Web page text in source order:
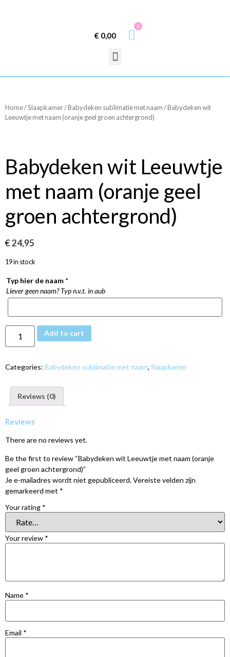
€ 0,00
0
Home/Slaapkamer/Babydeken sublimatie met naam/ Babydeken wit
Leeuwtje met naam (oranje geel groen achtergrond)
Babydeken wit Leeuwtje
met naam (oranje geel
groen achtergrond)
€24,95
19 in stock
Typ hier de naam *
Liever geen naam? Typ n.v.t. in aub
Add to cart
Categories: Babydeken sublimatie met naam, Slaapkamer
Reviews (0)
Reviews
There are no reviews yet.
Be the first to review “Babydeken wit Leeuwtje met naam (oranje
geel groen achtergrond)”
Je e-mailadres wordt niet gepubliceerd.Vereiste velden zijn
gemarkeerd met *
Your rating *
Your review *
Name *
Email *